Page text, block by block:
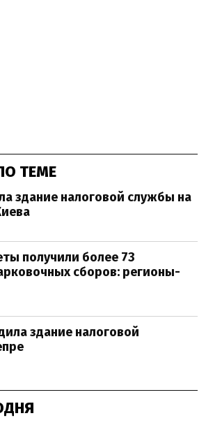
ТЕМЕ
здание налоговой службы на
получили более 73
сборов: регионы-
здание налоговой